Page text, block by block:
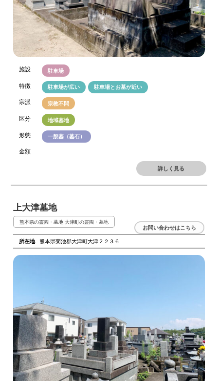
施設 駐車場
特徴 駐車場が広い 駐車場とお墓が近い
宗派 宗教不問
区分 地域墓地
形態 一般墓（墓石）
金額
詳しく見る
上大津墓地
熊本県の霊園・墓地 大津町の霊園・墓地
所在地 熊本県菊池郡大津町大津２２３６
お問い合わせはこちら